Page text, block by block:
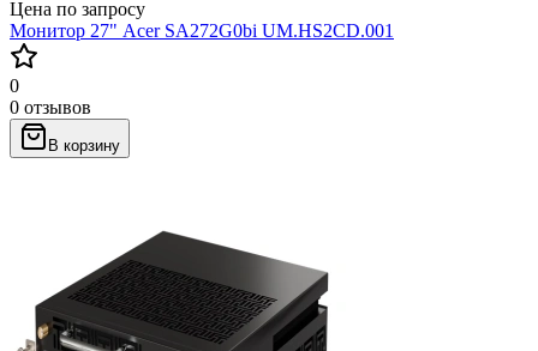
Цена по запросу
Монитор 27" Acer SA272G0bi UM.HS2CD.001
0
0 отзывов
В корзину